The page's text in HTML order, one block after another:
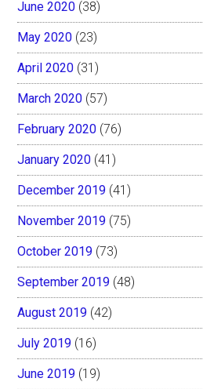
June 2020 (38)
May 2020 (23)
April 2020 (31)
March 2020 (57)
February 2020 (76)
January 2020 (41)
December 2019 (41)
November 2019 (75)
October 2019 (73)
September 2019 (48)
August 2019 (42)
July 2019 (16)
June 2019 (19)